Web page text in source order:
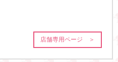
店舗専用ページ ＞